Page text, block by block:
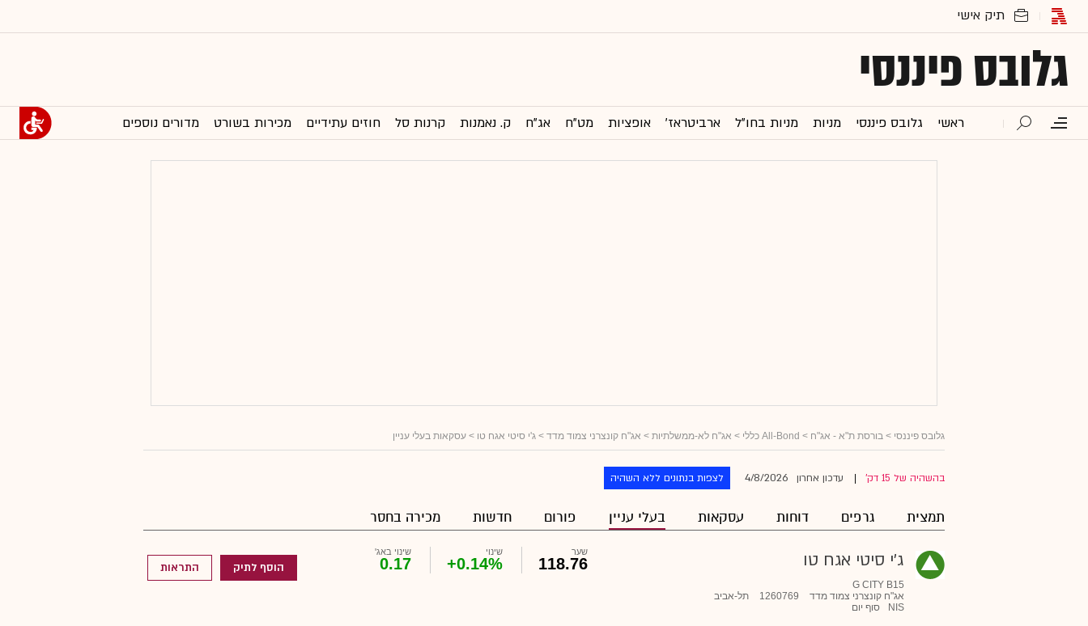
גלובס פיננסי
ראשי גלובס פיננסי מניות מניות בחו"ל ארביטראז' אופציות מט"ח אג"ח ק. נאמנות קרנות סל חוזים עתידיים מכירות בשורט מדורים נוספים
גלובס פיננסי > בורסת ת"א - אג"ח > All-Bond כללי > אג"ח לא-ממשלתיות > אג"ח קונצרני צמוד מדד > ג'י סיטי אגח טו > עסקאות בעלי עניין
בהשהיה של 15 דק' עדכון אחרון 4/8/2026 לצפות בנתונים ללא השהיה
תמצית גרפים דוחות עסקאות בעלי עניין פורום חדשות מכירה בחסר
ג'י סיטי אגח טו
G CITY B15
אג"ח קונצרני צמוד מדד
1260769
תל-אביב
NIS
סוף יום
שער
118.76
שינוי
+0.14%
שינוי באג'
0.17 הוסף לתיק התראות